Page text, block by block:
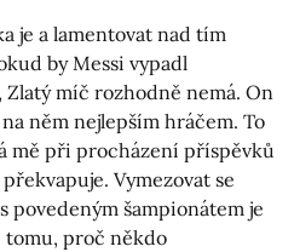
je a lamentovat nad tím
by Messi vypadl
míč rozhodně nemá. On
něm nejlepším hráčem. To
mě při procházení příspěvků
Vymezovat se
šampionátem je
tomu, proč někdo